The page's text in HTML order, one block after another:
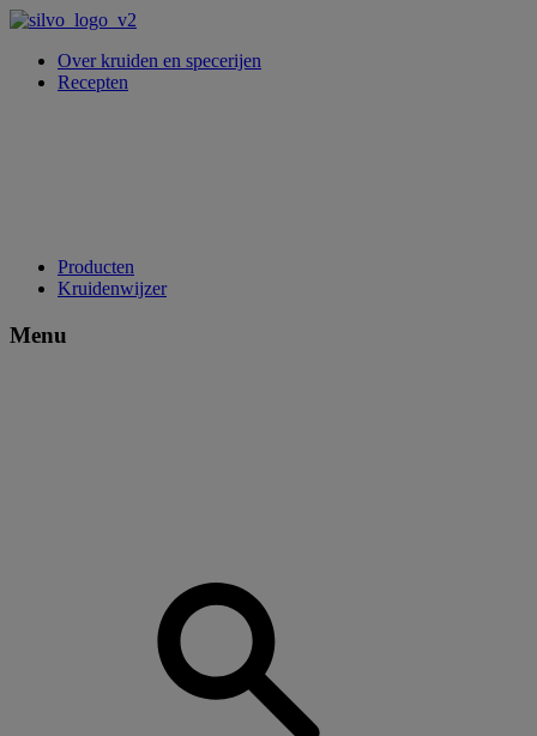
Over kruiden en specerijen
Recepten
Producten
Kruidenwijzer
Menu